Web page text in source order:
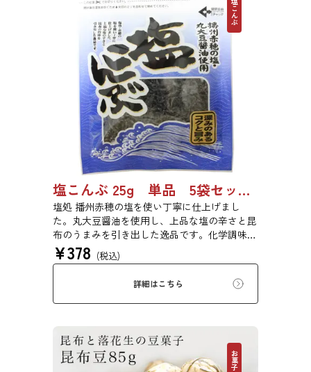
塩こんぶ
塩こんぶ 25g 単品 5袋セット 20袋セット 6995
塩処 播州赤穂の塩を使い丁寧に仕上げまし
た。丸大豆醤油を使用し、上品な塩の辛さと昆
布のうまみを引き出した逸品です。化学調味料
は不使用です。
¥378 (税込)
詳細はこちら
お菓子